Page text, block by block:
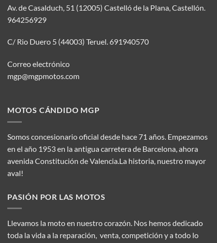
Av. de Casalduch, 51 (12005) Castelló de la Plana, Castellón.
964256929
C/ Rio Duero 5 (44003) Teruel. 691940570
Correo electrónico
mgp@mgpmotos.com
MOTOS CÁNDIDO MGP
Somos concesionario oficial desde hace 71 años. Empezamos
en el año 1953 en la antigua carretera de Barcelona, ahora
avenida Constitución de Valencia.La historia, nuestro mayor
aval!
PASIÓN POR LAS MOTOS
Llevamos la moto en nuestro corazón. Nos hemos dedicado
toda la vida a la reparación, venta, competición y a todo lo